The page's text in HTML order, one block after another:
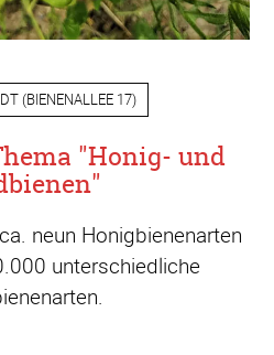
(BIENENALLEE 17)
"Honig- und
neun Honigbienenarten
unterschiedliche